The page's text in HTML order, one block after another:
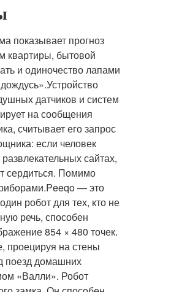
показывает прогноз
квартиры, бытовой
и одиночество лапами
датчиков и систем
на сообщения
считывает его запрос
если человек
сайтах,
сердиться. Помимо
— это
робот для тех, кто не
речь, способен
854 × 480 точек.
проецируя на стены
поезд домашних
«Валли». Робот